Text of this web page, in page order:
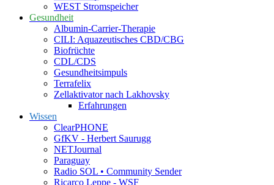
WEST Stromspeicher
Gesundheit
Albumin-Carrier-Therapie
CILI: Aquazeutisches CBD/CBG
Biofrüchte
CDL/CDS
Gesundheitsimpuls
Terrafelix
Zellaktivator nach Lakhovsky
Erfahrungen
Wissen
ClearPHONE
GfKV - Herbert Saurugg
NETJournal
Paraguay
Radio SOL • Community Sender
Ricarco Leppe - WSF